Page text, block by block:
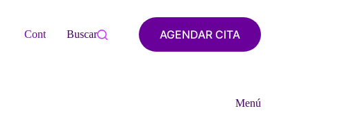
Contacto Buscar AGENDAR CITA
Menú